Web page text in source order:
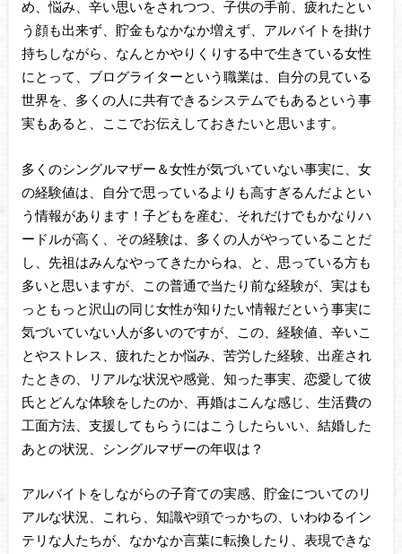
め、悩み、辛い思いをされつつ、子供の手前、疲れたとい
う顔も出来ず、貯金もなかなか増えず、アルバイトを掛け
持ちしながら、なんとかやりくりする中で生きている女性
にとって、ブログライターという職業は、自分の見ている
世界を、多くの人に共有できるシステムでもあるという事
実もあると、ここでお伝えしておきたいと思います。
多くのシングルマザー＆女性が気づいていない事実に、女
の経験値は、自分で思っているよりも高すぎるんだよとい
う情報があります！子どもを産む、それだけでもかなりハ
ードルが高く、その経験は、多くの人がやっていることだ
し、先祖はみんなやってきたからね、と、思っている方も
多いと思いますが、この普通で当たり前な経験が、実はも
っともっと沢山の同じ女性が知りたい情報だという事実に
気づいていない人が多いのですが、この、経験値、辛いこ
とやストレス、疲れたとか悩み、苦労した経験、出産され
たときの、リアルな状況や感覚、知った事実、恋愛して彼
氏とどんな体験をしたのか、再婚はこんな感じ、生活費の
工面方法、支援してもらうにはこうしたらいい、結婚した
あとの状況、シングルマザーの年収は？
アルバイトをしながらの子育ての実感、貯金についてのリ
アルな状況、これら、知識や頭でっかちの、いわゆるイン
テリな人たちが、なかなか言葉に転換したり、表現できな